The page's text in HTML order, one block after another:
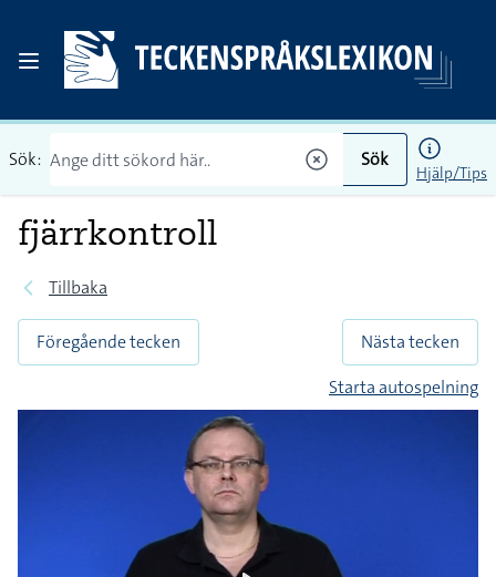
Sök: Sök
Hjälp/Tips
fjärrkontroll
Tillbaka
Föregående tecken
Nästa tecken
Starta autospelning